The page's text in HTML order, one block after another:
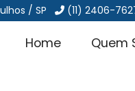
/ SP (11) 2406-
Home Quem